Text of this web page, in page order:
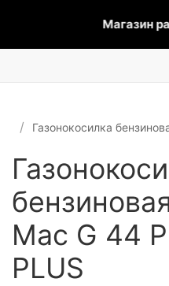
Магазин
Газонокосилка
Mac G 44
PLUS